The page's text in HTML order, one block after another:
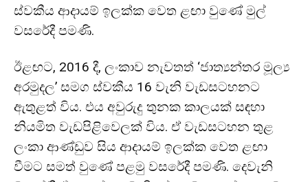
ස්වකීය ආදායම් ඉලක්ක වෙත ළඟා වුණේ මුල්
වසරේදී පමණි.
ඊළඟට, 2016 දී, ලංකාව නැවතත් ‘ජාත්‍යන්තර මූල්‍ය
අරමුදල’ සමග ස්වකීය 16 වැනි වැඩසටහනට
ඇතුළත් විය. එය අවුරුදු තුනක කාලයක් සඳහා
නියමිත වැඩපිළිවෙලක් විය. ඒ වැඩසටහන තුළ
ලංකා ආණ්ඩුව සිය ආදායම් ඉලක්ක වෙත ළඟා
වීමට සමත් වුණේ පළමු වසරේදී පමණි. දෙවැනි